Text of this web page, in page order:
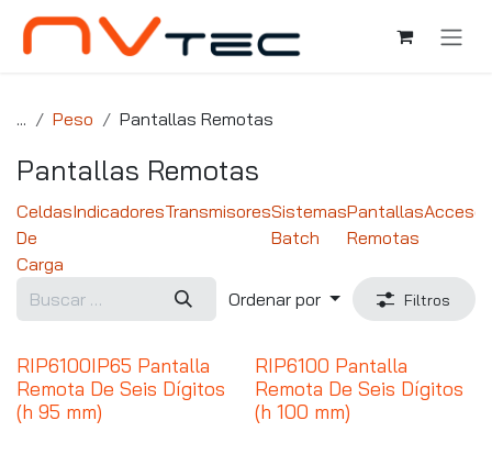
Ir al contenido
... Peso Pantallas Remotas
Pantallas Remotas
Celdas
De
Carga
IndicadoresTransmisoresSistemas
Batch
Pantallas
Remotas
Ordenar por Filtros
RIP6100IP65 Pantalla
Remota De Seis Dígitos
(h 95 mm)
RIP6100 Pantalla
Remota De Seis Dígitos
(h 100 mm)